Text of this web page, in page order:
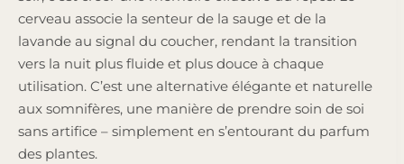
cerveau associe la senteur de la sauge et de la
lavande au signal du coucher, rendant la transition
vers la nuit plus fluide et plus douce à chaque
utilisation. C’est une alternative élégante et naturelle
aux somnifères, une manière de prendre soin de soi
sans artifice – simplement en s’entourant du parfum
des plantes.